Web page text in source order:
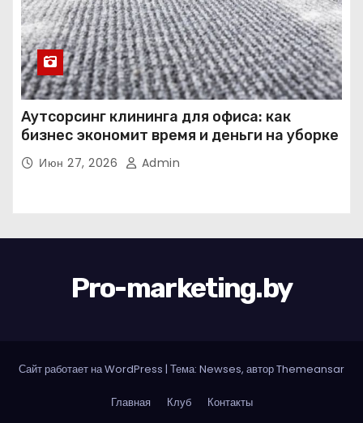
Аутсорсинг клининга для офиса: как
бизнес экономит время и деньги на уборке
Июн 27, 2026 Admin
Pro-marketing.by
Сайт работает на WordPress | Тема: Newses, авторThemeansar
Главная Клуб Контакты